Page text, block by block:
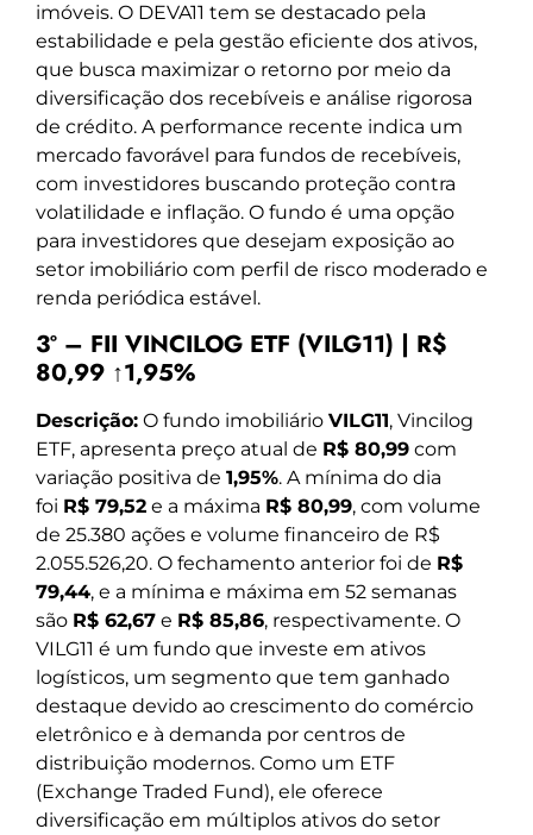
imóveis. O DEVA11 tem se destacado pela
estabilidade e pela gestão eficiente dos ativos,
que busca maximizar o retorno por meio da
diversificação dos recebíveis e análise rigorosa
de crédito. A performance recente indica um
mercado favorável para fundos de recebíveis,
com investidores buscando proteção contra
volatilidade e inflação. O fundo é uma opção
para investidores que desejam exposição ao
setor imobiliário com perfil de risco moderado e
renda periódica estável.
3º – FII VINCILOG ETF (VILG11) | R$
80,99 ↑1,95%
Descrição: O fundo imobiliário VILG11, Vincilog
ETF, apresenta preço atual de R$ 80,99 com
variação positiva de 1,95%. A mínima do dia
foi R$ 79,52 e a máxima R$ 80,99, com volume
de 25.380 ações e volume financeiro de R$
2.055.526,20. O fechamento anterior foi de R$
79,44, e a mínima e máxima em 52 semanas
são R$ 62,67 e R$ 85,86, respectivamente. O
VILG11 é um fundo que investe em ativos
logísticos, um segmento que tem ganhado
destaque devido ao crescimento do comércio
eletrônico e à demanda por centros de
distribuição modernos. Como um ETF
(Exchange Traded Fund), ele oferece
diversificação em múltiplos ativos do setor